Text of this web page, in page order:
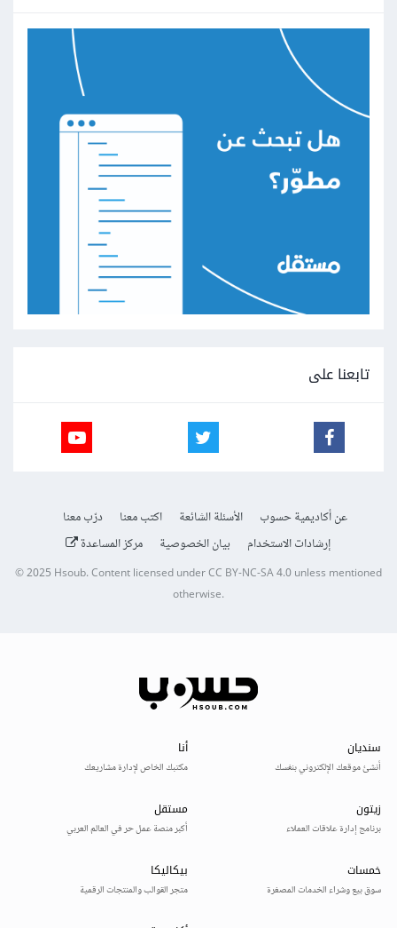
تابعنا على
عن أكاديمية حسوب الأسئلة الشائعة اكتب معنا
درّب معنا
إرشادات الاستخدام
بيان الخصوصية مركز المساعدة
© 2025Hsoub.Content licensed underCC BY-NC-SA 4.0unless mentioned
otherwise.